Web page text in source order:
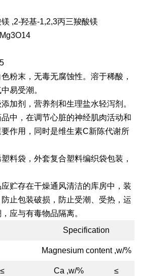
,2-羟基-1,2,3丙三羧酸镁
粉末，无毒无腐蚀性。溶于稀酸，
易受潮。
加剂，营养剂和生理盐水轻泻剂。
中，在调节心脏的神经肌肉活动和
作用，同时是维生素C新陈代谢所
料袋，外套复合塑料编织袋包装，
贮存在干燥通风清洁的库房中，装
止包装破损，防止受潮、受热，运
应与有毒物品隔离。
Specification
Magnesium content ,w/%
Ca ,w/% ≤